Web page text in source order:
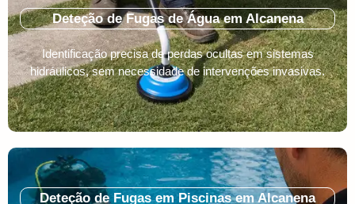
Deteção de Fugas de Água em Alcanena
Identificação precisa de perdas ocultas em sistemas
hidráulicos, sem necessidade de intervenções invasivas.
Deteção de Fugas em Piscinas em Alcanena